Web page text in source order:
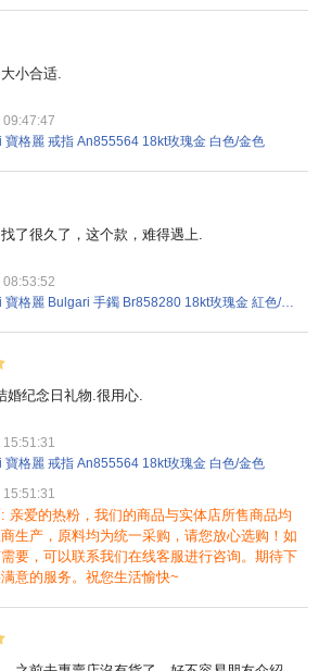
小合适.
寶格麗 戒指 An855564 18kt玫瑰金 白色/金色
了很久了，这个款，难得遇上.
全新 Bulgari 寶格麗 Bulgari 手鐲 Br858280 18kt玫瑰金 紅色/白色
婚纪念日礼物.很用心.
寶格麗 戒指 An855564 18kt玫瑰金 白色/金色
亲爱的热粉，我们的商品与实体店所售商品均
生产，原料均为统一采购，请您放心选购！如
要，可以联系我们在线客服进行咨询。期待下
意的服务。祝您生活愉快~